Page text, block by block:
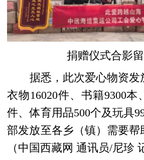
捐赠仪式合影
据悉， 此次爱心物资
衣物16020件、书籍9300本
件、体育用品500个及玩具
部发放至各乡（镇）需要帮
（中国西藏网 通讯员/尼珍